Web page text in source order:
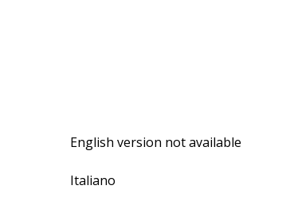
English version not available
Italiano